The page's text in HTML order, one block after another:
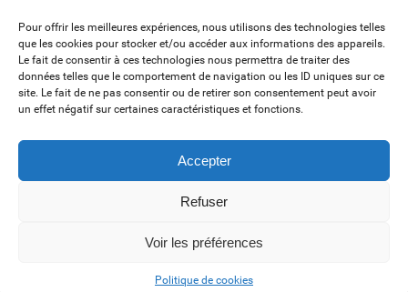
Pour offrir les meilleures expériences, nous utilisons des technologies telles
que les cookies pour stocker et/ou accéder aux informations des appareils.
Le fait de consentir à ces technologies nous permettra de traiter des
données telles que le comportement de navigation ou les ID uniques sur ce
site. Le fait de ne pas consentir ou de retirer son consentement peut avoir
un effet négatif sur certaines caractéristiques et fonctions.
Accepter
Refuser
Voir les préférences
Politique de cookies
1, 2, 3... Buzzez !
Découvrez nos kits communication